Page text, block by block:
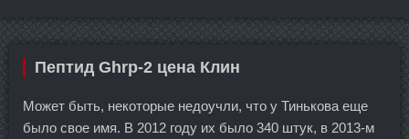
Пептид Ghrp-2 цена Клин
Может быть, некоторые недоучли, что у Тинькова еще
было свое имя. В 2012 году их было 340 штук, в 2013-м